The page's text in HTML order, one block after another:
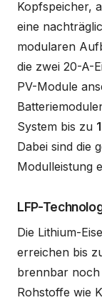
Kopfspeicher,
eine
modularen
die zwei 20-A-
PV-Module
System bis zu
Dabei sind die
Modulleistung
LFP-
Die Lithium-
erreichen bis
brennbar
Rohstoffe wie